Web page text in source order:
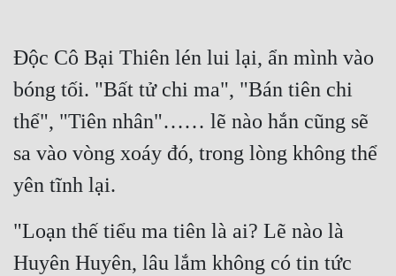
Xa Lộ Dịch
Cung Đấu
Cạnh Kỹ
Cổ Tiên Hiệp
Cổ Đại
Du Hí
Độc Cô Bại Thiên lén lui lại, ẩn mình vào
bóng tối. "Bất tử chi ma", "Bán tiên chi
thể", "Tiên nhân"…… lẽ nào hắn cũng sẽ
sa vào vòng xoáy đó, trong lòng không thể
yên tĩnh lại.
"Loạn thế tiểu ma tiên là ai? Lẽ nào là
Huyên Huyên, lâu lắm không có tin tức